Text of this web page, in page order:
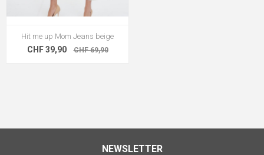
Hit me up Mom Jeans beige
CHF 39,90 CHF 69,90
NEWSLETTER